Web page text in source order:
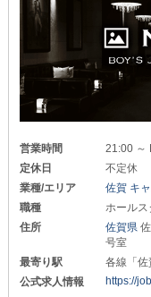
(2)【スーツ1着贈呈】
気持ち良く勤務しても
様々な待遇をご用意し
スーツを新調したい方
まずはお問い合わせか
お気軽にご連絡くださ
◇◆業界未経験者さん
当店では、ナイトワー
分からないことや不安
先輩スタッフが丁寧に
“万全のサポート体制”
もちろん、当店での活
年齢や性別、経験は関
営業時間
21:00 ～
定休日
不定休
業種/エリア
佐賀 キ
職種
ホールス
住所
佐賀県
号室
最寄り駅
各線「
公式求人情報
https://